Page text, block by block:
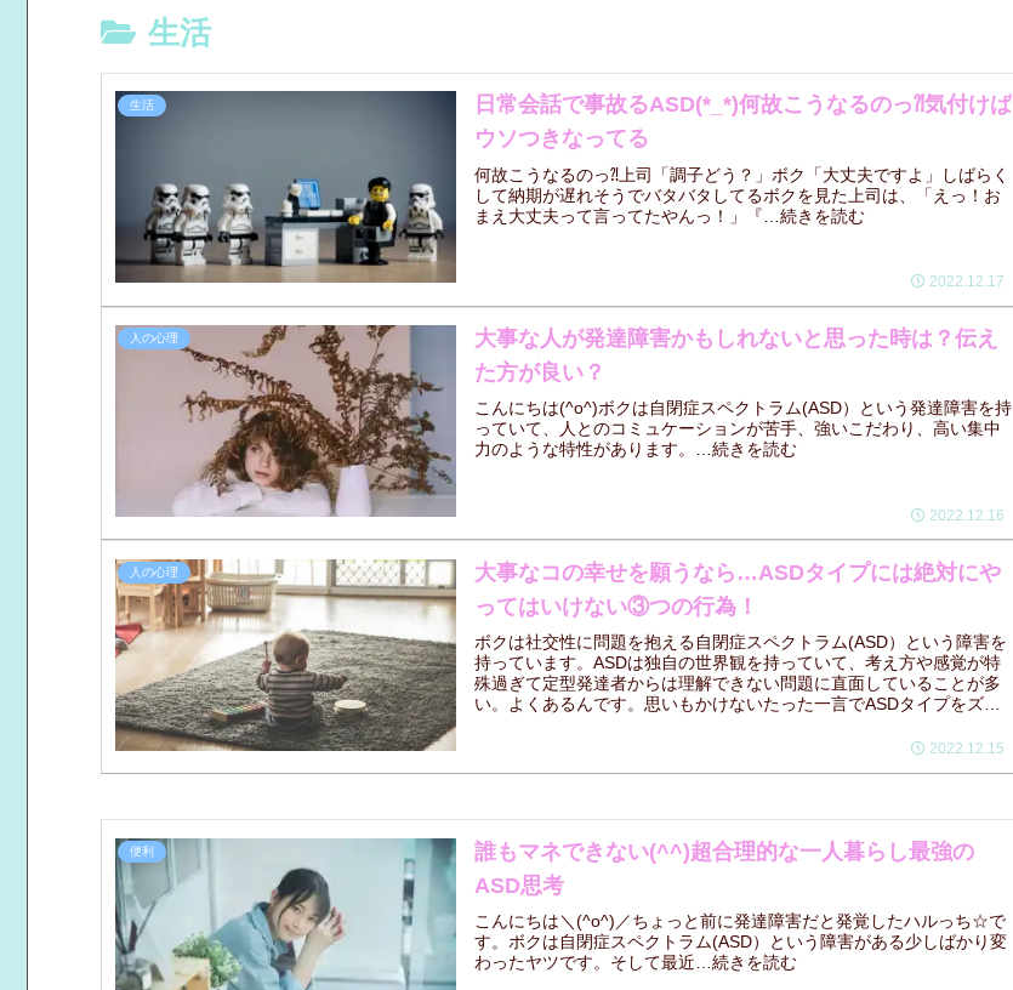
生活
生活
日常会話で事故るASD(*_*)何故こうなるのっ⁈気付けば
ウソつきなってる
何故こうなるのっ⁈上司「調子どう？」ボク「大丈夫ですよ」しばらく
して納期が遅れそうでバタバタしてるボクを見た上司は、「えっ！お
まえ大丈夫って言ってたやんっ！」『…続きを読む
2022.12.17
人の心理
大事な人が発達障害かもしれないと思った時は？伝え
た方が良い？
こんにちは(^o^)ボクは自閉症スペクトラム(ASD）という発達障害を持
っていて、人とのコミュケーションが苦手、強いこだわり、高い集中
力のような特性があります。…続きを読む
2022.12.16
人の心理
大事なコの幸せを願うなら…ASDタイプには絶対にや
ってはいけない③つの行為！
ボクは社交性に問題を抱える自閉症スペクトラム(ASD）という障害を
持っています。ASDは独自の世界観を持っていて、考え方や感覚が特
殊過ぎて定型発達者からは理解できない問題に直面していることが多
い。よくあるんです。思いもかけないたった一言でASDタイプをズタ
2022.12.15
便利
誰もマネできない(^^)超合理的な一人暮らし最強の
ASD思考
こんにちは＼(^o^)／ちょっと前に発達障害だと発覚したハルっち☆で
す。ボクは自閉症スペクトラム(ASD）という障害がある少しばかり変
わったヤツです。そして最近…続きを読む